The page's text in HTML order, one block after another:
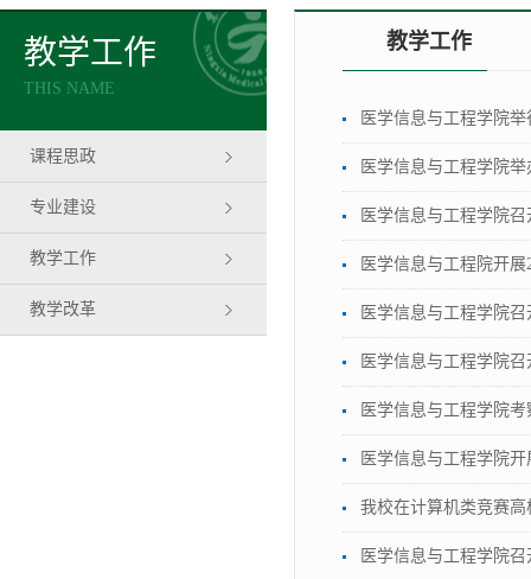
教学工作
THIS NAME
课程思政
专业建设
教学工作
教学改革
教学工作
医学信息与工程学院
医学信息与工程学院
医学信息与工程学院
医学信息与工程院开
医学信息与工程学院
医学信息与工程学院
医学信息与工程学院
医学信息与工程学院
我校在计算机类竞赛
医学信息与工程学院